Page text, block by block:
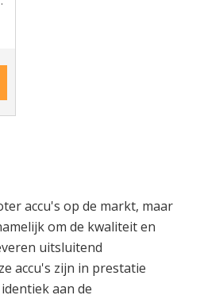
accu's op de markt, maar
om de kwaliteit en
uitsluitend
accu's zijn in prestatie
aan de